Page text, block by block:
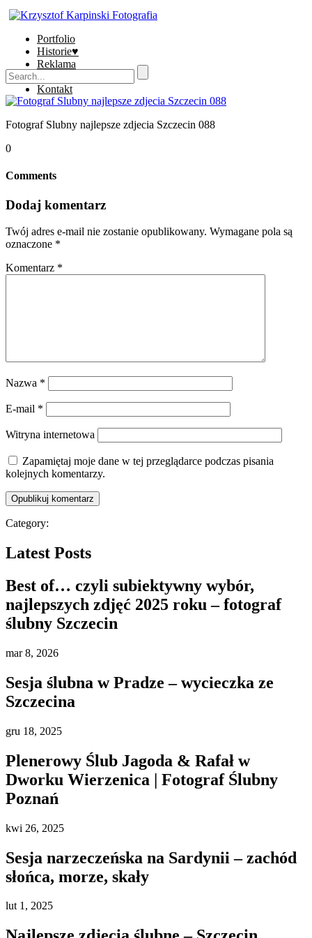
Portfolio
Historie♥
Reklama
Sklep
Kontakt
Fotograf Slubny najlepsze zdjecia Szczecin 088
0
Comments
Dodaj komentarz
Twój adres e-mail nie zostanie opublikowany. Wymagane pola są
oznaczone *
Komentarz *
Nazwa *
E-mail *
Witryna internetowa
Zapamiętaj moje dane w tej przeglądarce podczas pisania
kolejnych komentarzy.
Category:
Latest Posts
Best of… czyli subiektywny wybór,
najlepszych zdjęć 2025 roku – fotograf
ślubny Szczecin
mar8, 2026
Sesja ślubna w Pradze – wycieczka ze
Szczecina
gru 18, 2025
Plenerowy Ślub Jagoda & Rafał w
Dworku Wierzenica | Fotograf Ślubny
Poznań
kwi 26, 2025
Sesja narzeczeńska na Sardynii – zachód
słońca, morze, skały
lut1, 2025